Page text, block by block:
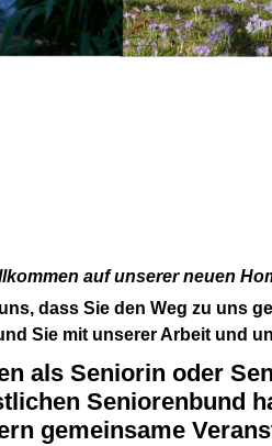
auf unserer neuen
dass Sie den Weg zu uns
Sie mit unserer Arbeit und
als Seniorin oder
Seniorenbund
gemeinsame